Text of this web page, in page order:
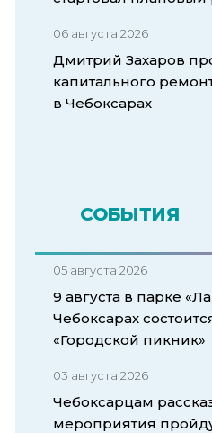
06 августа 2026
Дмитрий Захаров
капитального
в Чебоксарах
СОБЫТИЯ
05 августа 2026
9 августа в парке
Чебоксарах
«Городской пикник»
03 августа 2026
Чебоксарцам
мероприятия